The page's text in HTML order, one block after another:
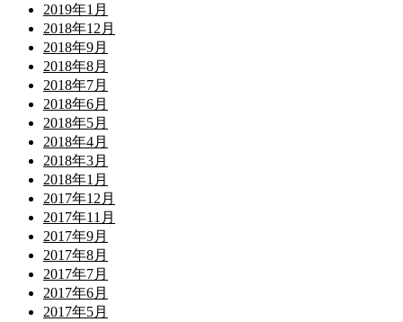
2019年1月
2018年12月
2018年9月
2018年8月
2018年7月
2018年6月
2018年5月
2018年4月
2018年3月
2018年1月
2017年12月
2017年11月
2017年9月
2017年8月
2017年7月
2017年6月
2017年5月